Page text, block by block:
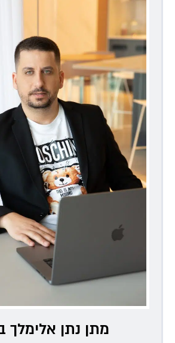
מתן נתן אלימלך